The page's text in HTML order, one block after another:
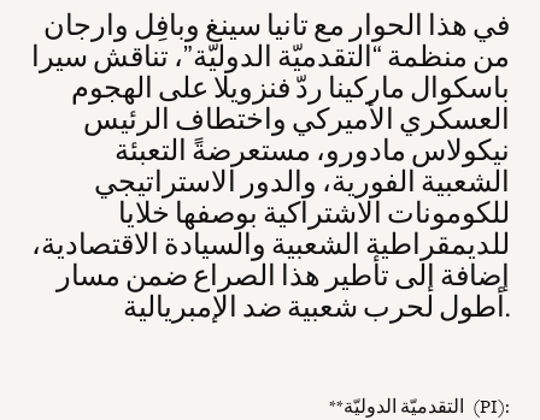
في هذا الحوار مع تانیا سينغ وبافِل وارجان
من منظمة “التقدميّة الدوليّة”، تناقش سيرا
باسكوال ماركينا ردّ فنزويلا على الهجوم
العسكري الأميركي واختطاف الرئيس
نيكولاس مادورو، مستعرضةً التعبئة
الشعبية الفورية، والدور الاستراتيجي
للكومونات الاشتراكية بوصفها خلايا
للديمقراطية الشعبية والسيادة الاقتصادية،
إضافة إلى تأطير هذا الصراع ضمن مسار
أطول لحرب شعبية ضد الإمبريالية.
**التقدميّة الدوليّة (PI):